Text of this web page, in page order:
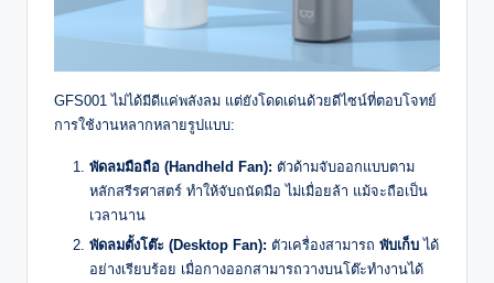
GFS001 ไม่ได้มีดีแค่พลังลม แต่ยังโดดเด่นด้วยดีไซน์ที่ตอบโจทย์
การใช้งานหลากหลายรูปแบบ:
พัดลมมือถือ (Handheld Fan): ตัวด้ามจับออกแบบตาม
หลักสรีรศาสตร์ ทำให้จับถนัดมือ ไม่เมื่อยล้า แม้จะถือเป็น
เวลานาน
พัดลมตั้งโต๊ะ (Desktop Fan): ตัวเครื่องสามารถ พับเก็บ ได้
อย่างเรียบร้อย เมื่อกางออกสามารถวางบนโต๊ะทำงานได้